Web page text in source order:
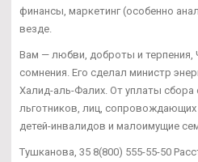
финансы, маркетинг (особенно
везде.
Вам — любви, доброты и
сомнения. Его сделал министр
Халид-аль-Фалих. От уплаты
льготников, лиц,
детей-инвалидов и малоимущие
Тушканова, 35 8(800) 555-55-50